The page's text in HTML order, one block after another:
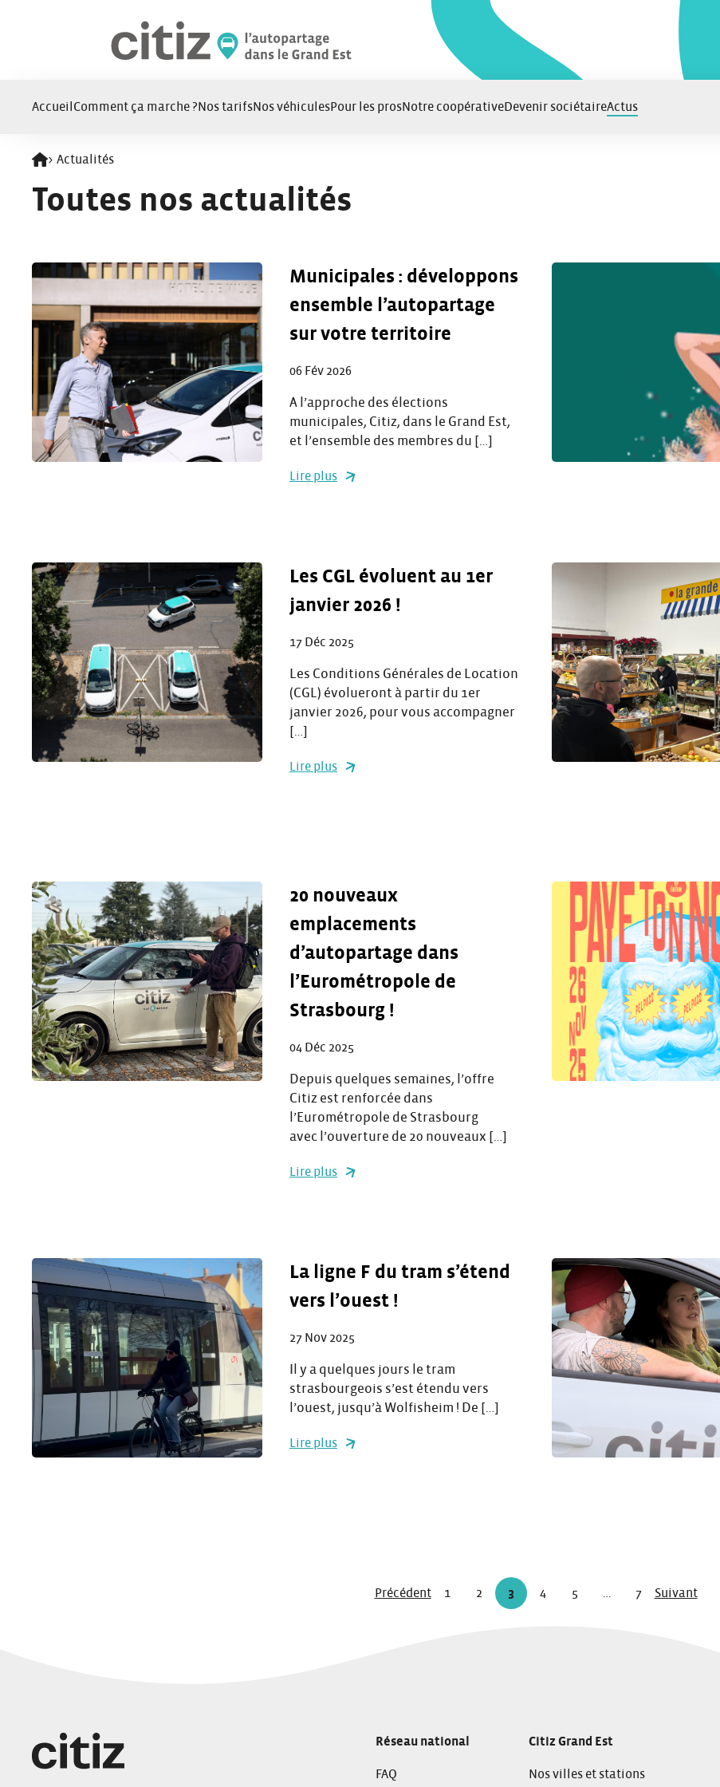
Accueil Comment ça marche ? Nos tarifsNos véhiculesPour les prosNotre coopérativeDevenir sociétaireActus
Retour à l'accueil
> Actualités
Toutes nos actualités
Municipales : développons
ensemble l’autopartage
sur votre territoire
06 Fév 2026
A l’approche des élections
municipales, Citiz, dans le Grand Est,
et l’ensemble des membres du […]
Lire plus
Les CGL évoluent au 1er
janvier 2026 !
17 Déc 2025
Les Conditions Générales de Location
(CGL) évolueront à partir du 1er
janvier 2026, pour vous accompagner
Lire plus
20 nouveaux
emplacements
d’autopartage dans
l’Eurométropole de
Strasbourg !
04 Déc 2025
Depuis quelques semaines, l’offre
Citiz est renforcée dans
l’Eurométropole de Strasbourg
avec l’ouverture de 20 nouveaux […]
Lire plus
La ligne F du tram s’étend
vers l’ouest !
27 Nov 2025
Il y a quelques jours le tram
strasbourgeois s’est étendu vers
l’ouest, jusqu’à Wolfisheim ! De […]
Lire plus
Page
Précédent
Page
1
Page
2
Page
3
Page
4
Page
5
Page Page
7 Page
Suivant
Réseau national
FAQ
Citiz Grand Est
Nos villes et stations